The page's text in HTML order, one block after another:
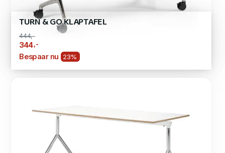
TURN & GO KLAPTAFEL
444,-
344,-
Bespaar nu 23%